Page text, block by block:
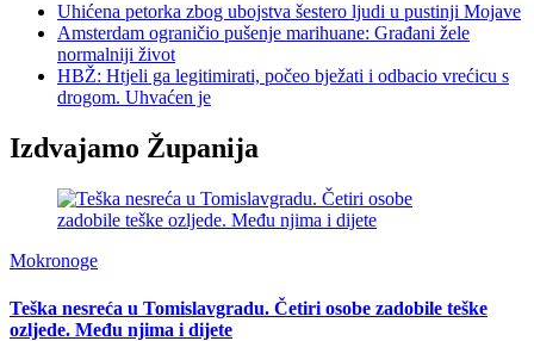
Uhićena petorka zbog ubojstva šestero ljudi u pustinji Mojave
Amsterdam ograničio pušenje marihuane: Građani žele
normalniji život
HBŽ: Htjeli ga legitimirati, počeo bježati i odbacio vrećicu s
drogom. Uhvaćen je
Izdvajamo Županija
Mokronoge
Teška nesreća u Tomislavgradu. Četiri osobe zadobile teške
ozljede. Među njima i dijete